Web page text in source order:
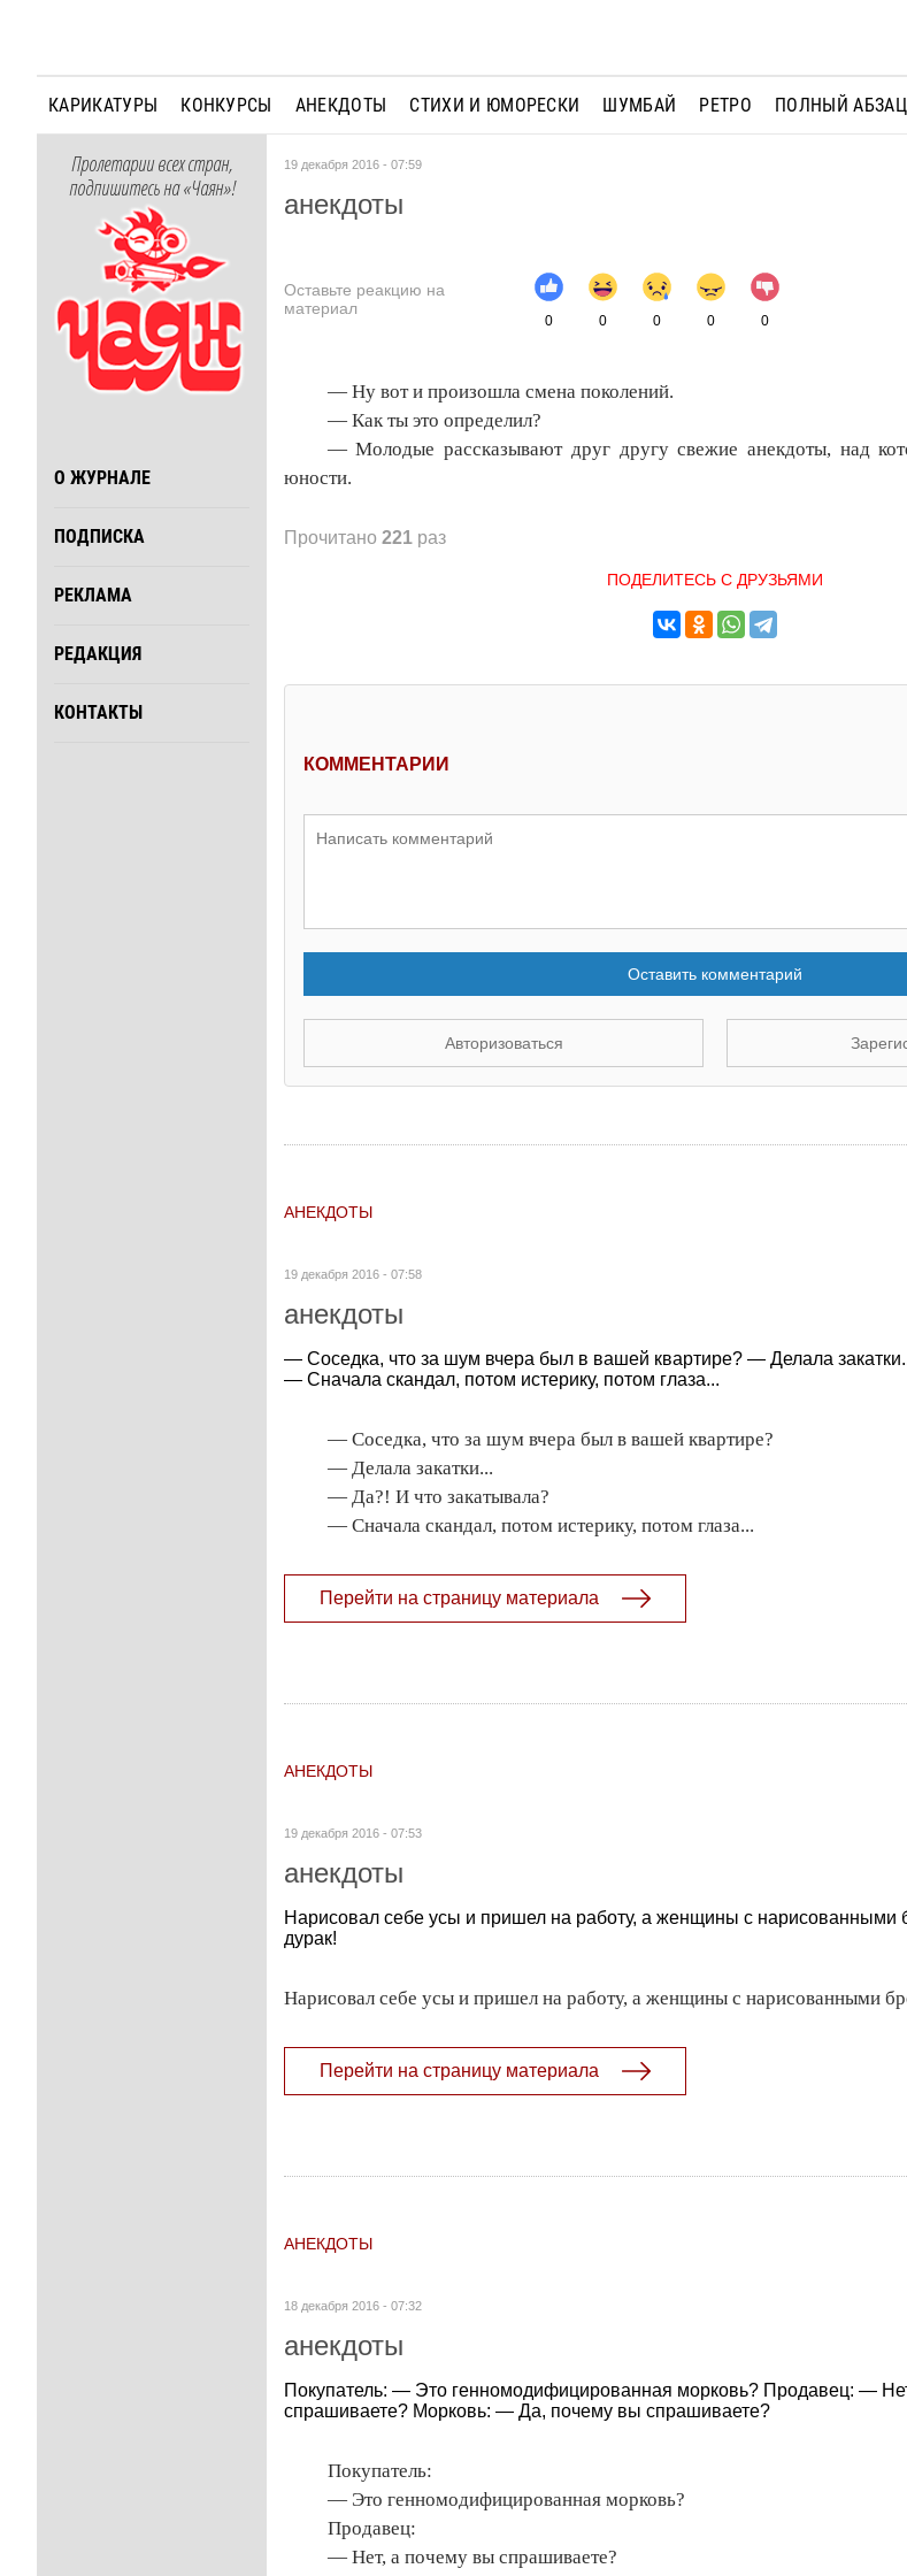
КАРИКАТУРЫ КОНКУРСЫ АНЕКДОТЫ СТИХИ И ЮМОРЕСКИ ШУМБАЙ РЕТРО ПОЛНЫЙ АБЗАЦ
Пролетарии всех стран,
подпишитесь на «Чаян»!
О ЖУРНАЛЕ
ПОДПИСКА
РЕКЛАМА
РЕДАКЦИЯ
КОНТАКТЫ
19 декабря 2016 - 07:59
анекдоты
Оставьте реакцию на
материал
0 0 0 0 0
— Ну вот и произошла смена поколений.
— Как ты это определил?
— Молодые рассказывают друг другу свежие анекдоты, над
юности.
Прочитано 221 раз
ПОДЕЛИТЕСЬ С ДРУЗЬЯМИ
КОММЕНТАРИИ
Оставить комментарий
Авторизоваться
АНЕКДОТЫ
19 декабря 2016 - 07:58
анекдоты
— Соседка, что за шум вчера был в вашей квартире? — Делала
— Сначала скандал, потом истерику, потом глаза...
— Соседка, что за шум вчера был в вашей квартире?
— Делала закатки...
— Да?! И что закатывала?
— Сначала скандал, потом истерику, потом глаза...
Перейти на страницу материала
АНЕКДОТЫ
19 декабря 2016 - 07:53
анекдоты
Нарисовал себе усы и пришел на работу, а женщины с нарисованными
дурак!
Нарисовал себе усы и пришел на работу, а женщины с нарисованными
Перейти на страницу материала
АНЕКДОТЫ
18 декабря 2016 - 07:32
анекдоты
Покупатель: — Это генномодифицированная морковь? Продавец: —
спрашиваете? Морковь: — Да, почему вы спрашиваете?
Покупатель:
— Это генномодифицированная морковь?
Продавец:
— Нет, а почему вы спрашиваете?